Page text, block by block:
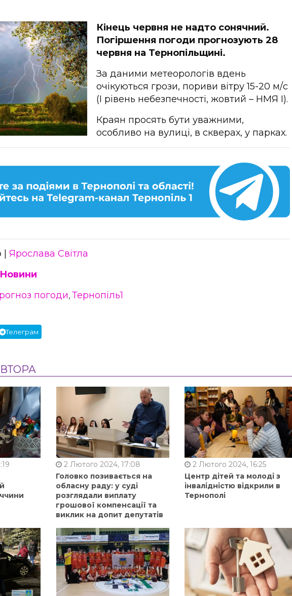
Кінець червня не надто сонячний.
Погіршення погоди прогнозують 28
червня на Тернопільщині.
За даними метеорологів вдень
очікуються грози, пориви вітру 15-20 м/с
(І рівень небезпечності, жовтий – НМЯ І).
Краян просять бути уважними,
особливо на вулиці, в скверах, у парках.
| Ярослава Світла
погоди, Тернопіль1
Телеграм
2 Лютого 2024, 17:08
Головко позивається на
обласну раду: у суді
розглядали виплату
грошової компенсації та
виклик на допит депутатів
2 Лютого 2024, 16:25
Центр дітей та молоді з
інвалідністю відкрили в
Тернополі